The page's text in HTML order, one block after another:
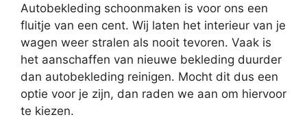
Autobekleding schoonmaken is voor ons een
fluitje van een cent. Wij laten het interieur van je
wagen weer stralen als nooit tevoren. Vaak is
het aanschaffen van nieuwe bekleding duurder
dan autobekleding reinigen. Mocht dit dus een
optie voor je zijn, dan raden we aan om hiervoor
te kiezen.